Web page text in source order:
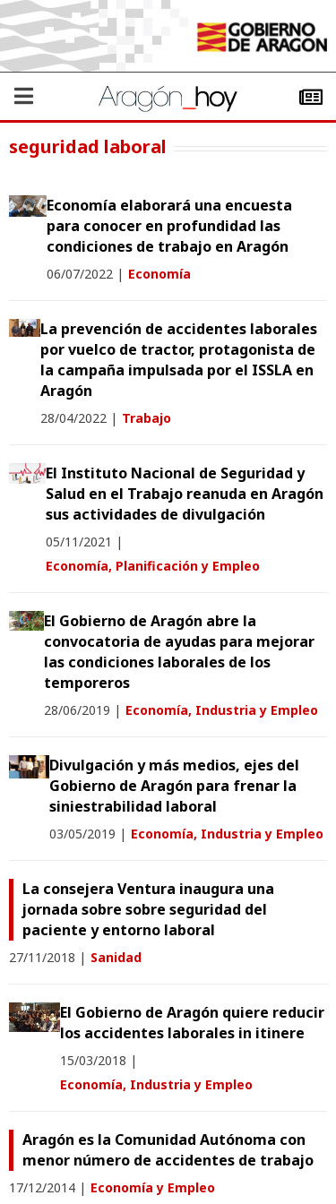
seguridad laboral
Economía elaborará una encuesta
para conocer en profundidad las
condiciones de trabajo en Aragón
06/07/2022 | Economía
La prevención de accidentes laborales
por vuelco de tractor, protagonista de
la campaña impulsada por el ISSLA en
Aragón
28/04/2022 | Trabajo
El Instituto Nacional de Seguridad y
Salud en el Trabajo reanuda en Aragón
sus actividades de divulgación
05/11/2021 |
Economía, Planificación y Empleo
El Gobierno de Aragón abre la
convocatoria de ayudas para mejorar
las condiciones laborales de los
temporeros
28/06/2019 | Economía, Industria y Empleo
Divulgación y más medios, ejes del
Gobierno de Aragón para frenar la
siniestrabilidad laboral
03/05/2019 | Economía, Industria y Empleo
La consejera Ventura inaugura una
jornada sobre sobre seguridad del
paciente y entorno laboral
27/11/2018 | Sanidad
El Gobierno de Aragón quiere reducir
los accidentes laborales in itinere
15/03/2018 |
Economía, Industria y Empleo
Aragón es la Comunidad Autónoma con
menor número de accidentes de trabajo
17/12/2014 | Economía y Empleo